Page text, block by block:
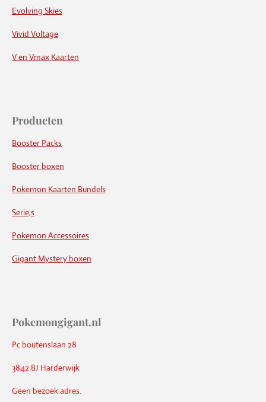
Evolving Skies
Vivid Voltage
V en Vmax Kaarten
Producten
Booster Packs
Booster boxen
Pokemon Kaarten Bundels
Serie,s
Pokemon Accessoires
Gigant Mystery boxen
Pokemongigant.nl
Pc boutenslaan 28
3842 BJ Harderwijk
Geen bezoek adres.